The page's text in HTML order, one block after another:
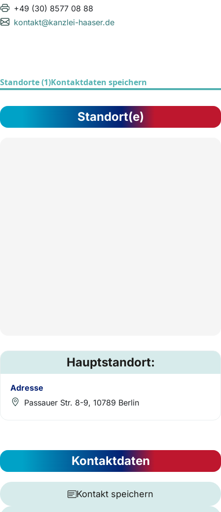
+49 (30) 8577 08 88
kontakt@kanzlei-haaser.de
Standorte (1)Kontaktdaten speichern
Standort(e)
Hauptstandort:
Adresse
Passauer Str. 8-9, 10789 Berlin
Kontaktdaten
Kontakt speichern